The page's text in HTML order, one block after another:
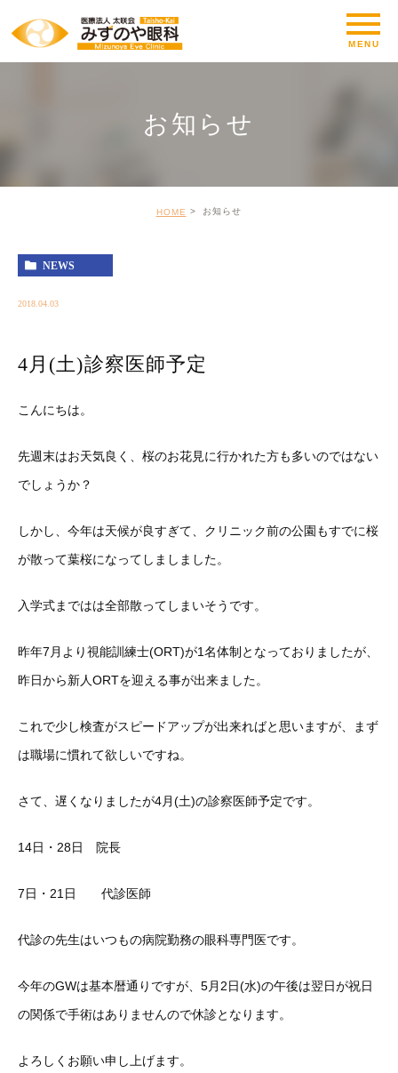
お知らせ
HOME お知らせ
NEWS
2018.04.03
4月(土)診察医師予定
こんにちは。
先週末はお天気良く、桜のお花見に行かれた方も多いのではない
でしょうか？
しかし、今年は天候が良すぎて、クリニック前の公園もすでに桜
が散って葉桜になってしましました。
入学式まではは全部散ってしまいそうです。
昨年7月より視能訓練士(ORT)が1名体制となっておりましたが、
昨日から新人ORTを迎える事が出来ました。
これで少し検査がスピードアップが出来ればと思いますが、まず
は職場に慣れて欲しいですね。
さて、遅くなりましたが4月(土)の診察医師予定です。
14日・28日 院長
7日・21日 代診医師
代診の先生はいつもの病院勤務の眼科専門医です。
今年のGWは基本暦通りですが、5月2日(水)の午後は翌日が祝日
の関係で手術はありませんので休診となります。
よろしくお願い申し上げます。